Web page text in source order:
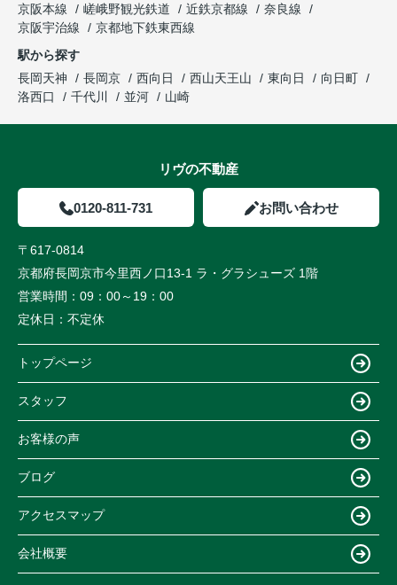
京阪本線
嵯峨野観光鉄道 近鉄京都線
奈良線
京阪宇治線
京都地下鉄東西線
駅から探す
長岡天神
長岡京 西向日 西山天王山 東向日
向日町
洛西口
千代川 並河 山崎
リヴの不動産
0120-811-731 お問い合わせ
〒617-0814
京都府長岡京市今里西ノ口13-1 ラ・グラシューズ 1階
営業時間： 09：00～19：00
定休日： 不定休
トップページ
スタッフ
お客様の声
ブログ
アクセスマップ
会社概要